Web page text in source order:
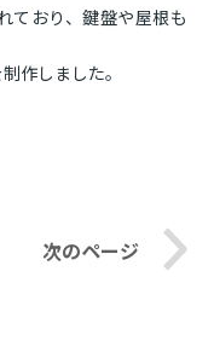
ており、鍵盤や屋根も
作しました。
次のページ